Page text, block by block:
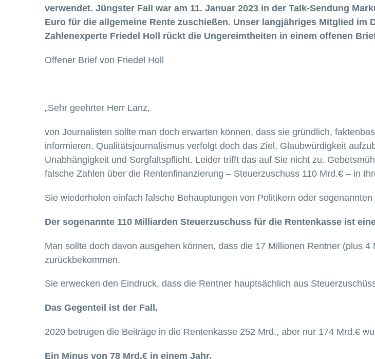
verwendet. Jüngster Fall war am 11. Januar 2023 in der Talk-Sendung
Euro für die allgemeine Rente zuschießen. Unser langjähriges Mitglied im
Zahlenexperte Friedel Holl rückt die Ungereimtheiten in einem offenen
Offener Brief von Friedel Holl
„Sehr geehrter Herr Lanz,
von Journalisten sollte man doch erwarten können, dass sie gründlich,
informieren. Qualitätsjournalismus verfolgt doch das Ziel, Glaubwürdigkeit
Unabhängigkeit und Sorgfaltspflicht. Leider trifft das auf Sie nicht zu.
falsche Zahlen über die Rentenfinanzierung – Steuerzuschuss 110 Mrd.€ – in
Sie wiederholen einfach falsche Behauptungen von Politikern oder
Der sogenannte 110 Milliarden Steuerzuschuss für die Rentenkasse ist
Man sollte doch davon ausgehen können, dass die 17 Millionen Rentner (plus
zurückbekommen.
Sie erwecken den Eindruck, dass die Rentner hauptsächlich aus
Das Gegenteil ist der Fall.
2020 betrugen die Beiträge in die Rentenkasse 252 Mrd., aber nur 174 Mrd.€
Ein Minus von 78 Mrd.€ in einem Jahr.